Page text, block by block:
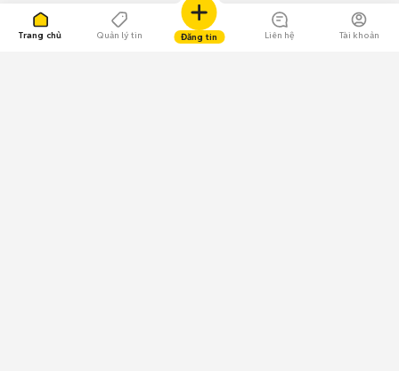
Trang chủ Quản lý tin Đăng tin Liên hệ Tài khoản